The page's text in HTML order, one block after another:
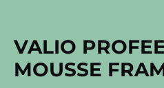
VALIO
MOUSSE